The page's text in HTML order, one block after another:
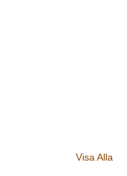
Visa Alla